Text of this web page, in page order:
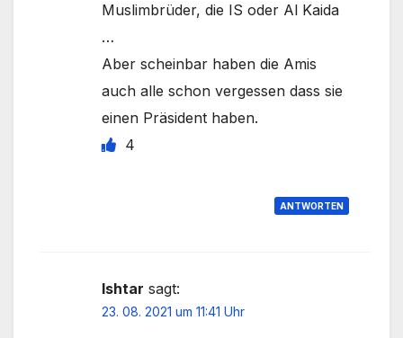
Muslimbrüder, die IS oder Al Kaida
…
Aber scheinbar haben die Amis
auch alle schon vergessen dass sie
einen Präsident haben.
4
ANTWORTEN
Ishtar sagt:
23. 08. 2021 um 11:41 Uhr